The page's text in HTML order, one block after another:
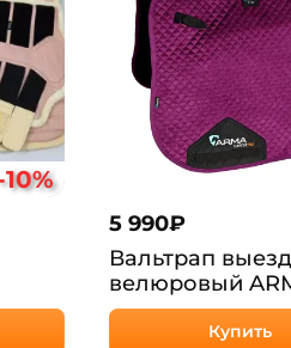
10%
5 990₽
Вальтрап
велюровый
"SUEDE", 17-18",
сливовый для
Купить